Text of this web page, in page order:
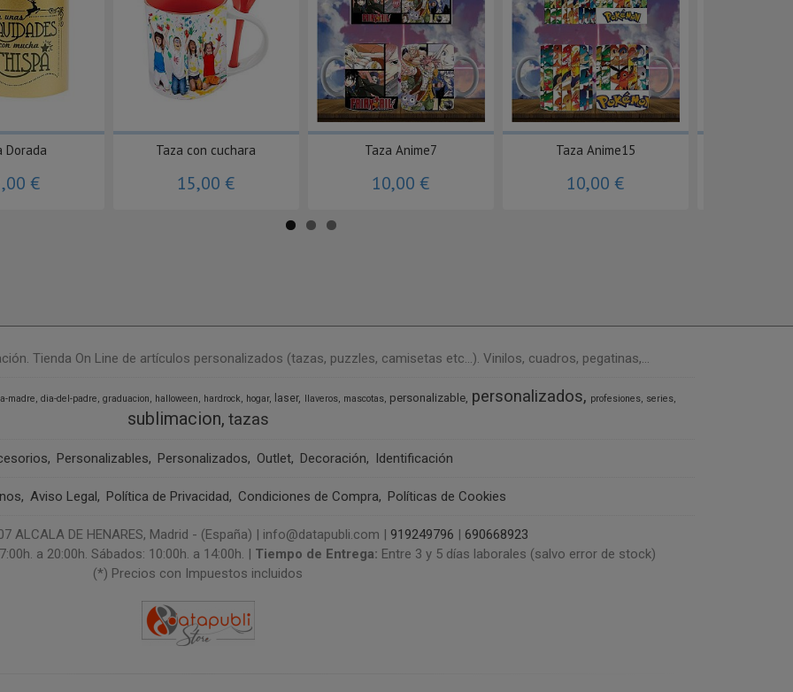
Dorada
€
Taza con cuchara
15,00 €
Taza Anime7
10,00 €
Taza Anime15
10,00 €
Tienda On Line de artículos personalizados (tazas, puzzles, camisetas etc...). Vinilos, cuadros, pegatinas,...
madre dia-del-padre graduacion halloween hardrock hogar laser llaveros mascotas personalizable personalizados profesiones series
sublimacion tazas
Personalizables Personalizados Outlet Decoración Identificación
Aviso Legal Política de Privacidad Condiciones de Compra Políticas de Cookies
ALCALA DE HENARES, Madrid - (España) | info@datapubli.com | 919249796 | 690668923
a 20:00h. Sábados: 10:00h. a 14:00h. | Tiempo de Entrega: Entre 3 y 5 días laborales (salvo error de stock)
(*) Precios con Impuestos incluidos